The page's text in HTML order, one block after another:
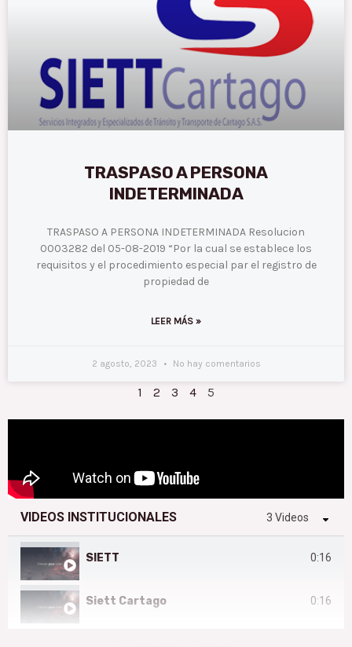
TRASPASO A PERSONA
INDETERMINADA
TRASPASO A PERSONA INDETERMINADA Resolucion
0003282 del 05-08-2019 “Por la cual se establece los
requisitos y el procedimiento especial par el registro de
propiedad de
LEER MÁS »
2 agosto, 2023 No hay comentarios
1 2 3 4 5
VIDEOS INSTITUCIONALES 3 Videos
SIETT 0:16
Siett Cartago 0:16